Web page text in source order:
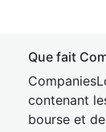
Que fait
contenant
bourse et